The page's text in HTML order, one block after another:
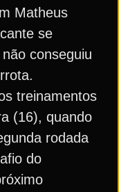
Matheus
se
conseguiu
treinamentos
(16), quando
rodada
do